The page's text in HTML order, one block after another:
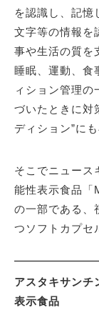
を認識し、記憶
文字等の情報を
事や生活の質を
睡眠、運動、食
ィション管理
づいたときに対
ディション”に
そこでニュース
能性表示食品「
の一部である、
つソフトカプセ
アスタキサンチ
表示食品